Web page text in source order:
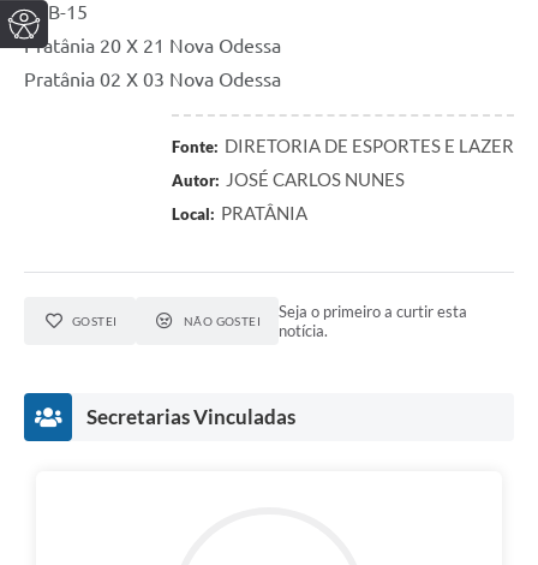
SUB-15
Pratânia 20 X 21 Nova Odessa
Pratânia 02 X 03 Nova Odessa
Fonte: DIRETORIA DE ESPORTES E LAZER
Autor: JOSÉ CARLOS NUNES
Local: PRATÂNIA
GOSTEI NÃO GOSTEI
Seja o primeiro a curtir esta
notícia.
Secretarias Vinculadas